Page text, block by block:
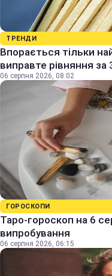
ТРЕНДИ
Впорається тільки
виправте рівняння за
06 серпня 2026, 08:02
ГОРОСКОПИ
Таро-гороскоп на 6
випробування
06 серпня 2026, 06:15